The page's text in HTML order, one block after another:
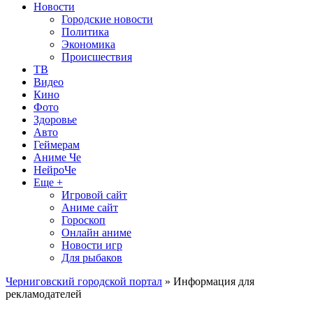
Новости
Городские новости
Политика
Экономика
Происшествия
ТВ
Видео
Кино
Фото
Здоровье
Авто
Геймерам
Аниме Че
НейроЧе
Еще +
Игровой сайт
Аниме сайт
Гороскоп
Онлайн аниме
Новости игр
Для рыбаков
Черниговский городской портал » Информация для
рекламодателей